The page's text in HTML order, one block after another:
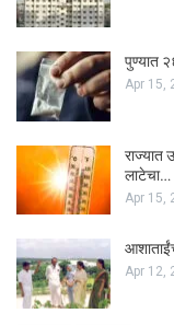
पुण्यात
Apr 15,
राज्यात
लाटेचा…
Apr 15,
Apr 12,